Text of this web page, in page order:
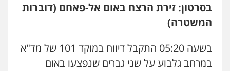
צבאי
0544218336
בסרטון: זירת הרצח באום אל-פאחם (דוברות
המשטרה)
בשעה 05:20 התקבל דיווח במוקד 101 של מד"א
במרחב גלבוע על שני גברים שנפצעו באום